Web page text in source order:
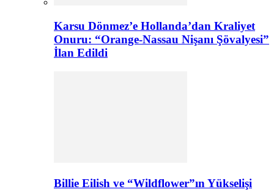
Karsu Dönmez’e Hollanda’dan Kraliyet
Onuru: “Orange-Nassau Nişanı Şövalyesi”
İlan Edildi
Billie Eilish ve “Wildflower”ın Yükselişi